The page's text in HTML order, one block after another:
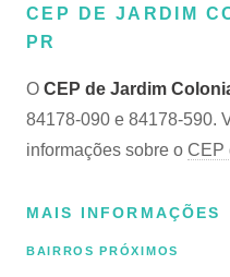
CEP DE JARDIM
PR
O CEP de Jardim
84178-090 e 84178-590.
informações sobre o CEP
MAIS INFORMAÇÕES
BAIRROS PRÓXIMOS